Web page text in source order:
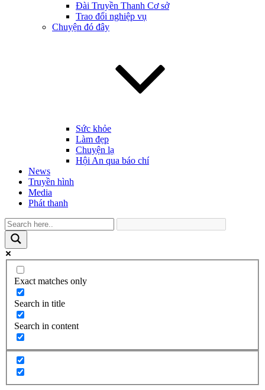
Đài Truyền Thanh Cơ sở
Trao đổi nghiệp vụ
Chuyện đó đây
Sức khỏe
Làm đẹp
Chuyện lạ
Hội An qua báo chí
News
Truyền hình
Media
Phát thanh
Exact matches only
Search in title
Search in content